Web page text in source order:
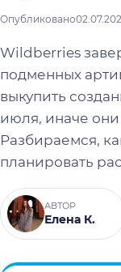
Опубликовано
Wildberries
подменных
выкупить
июля, иначе они
Разбираемся,
планировать
АВТОР
Елена К.